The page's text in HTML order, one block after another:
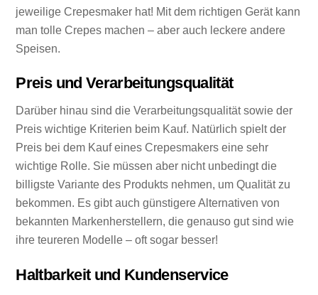
jeweilige Crepesmaker hat! Mit dem richtigen Gerät kann
man tolle Crepes machen – aber auch leckere andere
Speisen.
Preis und Verarbeitungsqualität
Darüber hinau sind die Verarbeitungsqualität sowie der
Preis wichtige Kriterien beim Kauf. Natürlich spielt der
Preis bei dem Kauf eines Crepesmakers eine sehr
wichtige Rolle. Sie müssen aber nicht unbedingt die
billigste Variante des Produkts nehmen, um Qualität zu
bekommen. Es gibt auch günstigere Alternativen von
bekannten Markenherstellern, die genauso gut sind wie
ihre teureren Modelle – oft sogar besser!
Haltbarkeit und Kundenservice